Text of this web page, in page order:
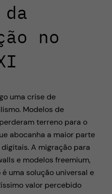
no
uma crise de
Modelos de
terreno para o
abocanha a maior parte
A migração para
e modelos freemium,
uma solução universal e
valor percebido